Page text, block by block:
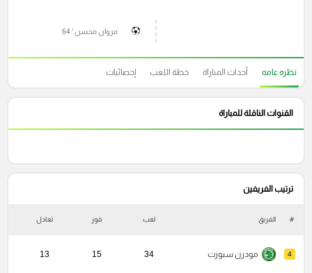
مروان محسن ' 64
نظره عامه أحداث المباراة خطة اللعب إحصائيات
القنوات الناقلة للمباراة
ترتيب الفريفين
# الفريق لعب فوز تعادل
4 مودرن سبورت 34
15
13